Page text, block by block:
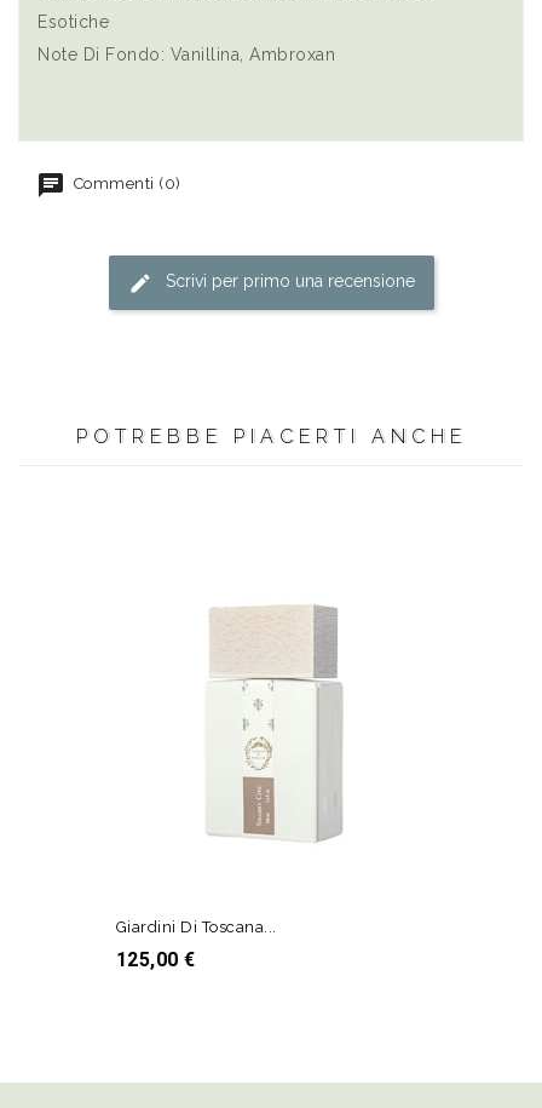
Esotiche
Note Di Fondo: Vanillina, Ambroxan
Commenti (0)
Scrivi per primo una recensione
POTREBBE PIACERTI ANCHE
Giardini Di Toscana...
Prezzo
125,00 €
AGGIUNGI AL CARRELLO